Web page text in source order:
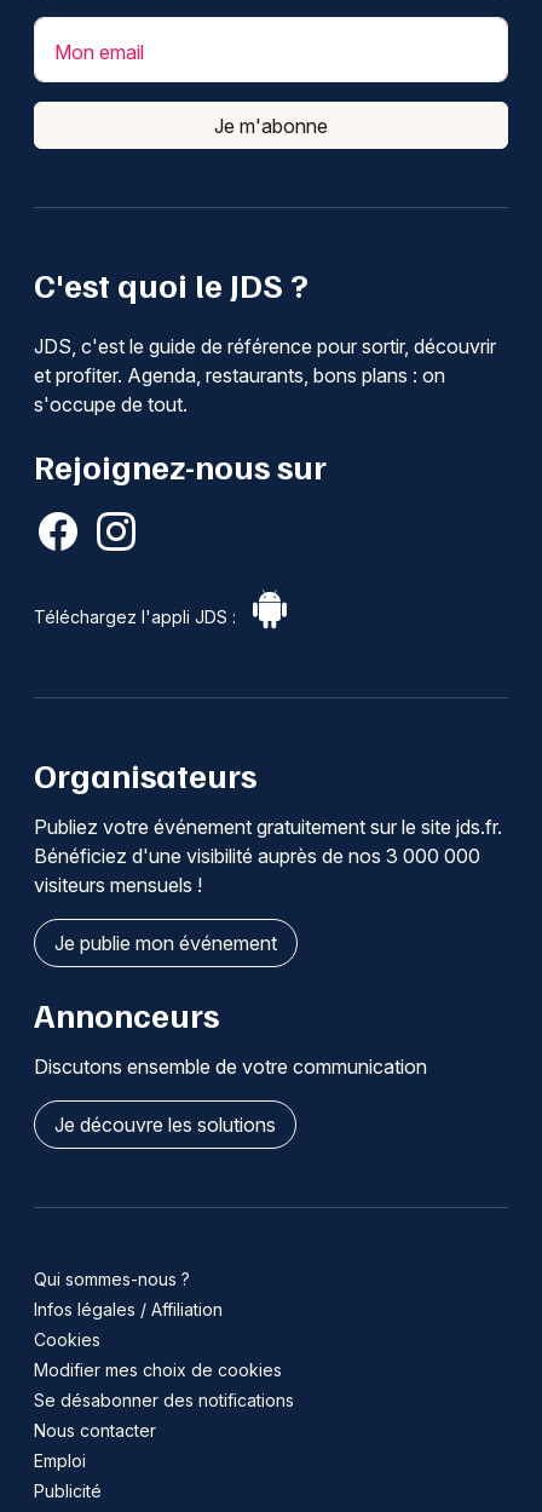
C'est quoi le JDS ?
JDS, c'est le guide de référence pour sortir, découvrir
et profiter. Agenda, restaurants, bons plans : on
s'occupe de tout.
Rejoignez-nous sur
Téléchargez l'appli JDS :
Mon email
Je m'abonne
Organisateurs
Publiez votre événement gratuitement sur le site jds.fr.
Bénéficiez d'une visibilité auprès de nos 3 000 000
visiteurs mensuels !
Je publie mon événement
Annonceurs
Discutons ensemble de votre communication
Je découvre les solutions
Qui sommes-nous ?
Infos légales / Affiliation
Cookies
Modifier mes choix de cookies
Se désabonner des notifications
Nous contacter
Emploi
Publicité